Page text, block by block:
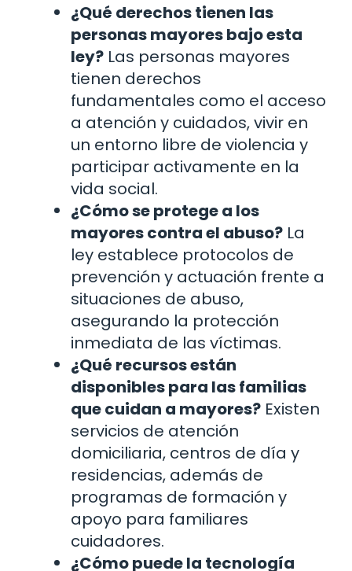
¿Qué derechos tienen las
personas mayores bajo esta
ley? Las personas mayores
tienen derechos
fundamentales como el acceso
a atención y cuidados, vivir en
un entorno libre de violencia y
participar activamente en la
vida social.
¿Cómo se protege a los
mayores contra el abuso? La
ley establece protocolos de
prevención y actuación frente a
situaciones de abuso,
asegurando la protección
inmediata de las víctimas.
¿Qué recursos están
disponibles para las familias
que cuidan a mayores? Existen
servicios de atención
domiciliaria, centros de día y
residencias, además de
programas de formación y
apoyo para familiares
cuidadores.
¿Cómo puede la tecnología